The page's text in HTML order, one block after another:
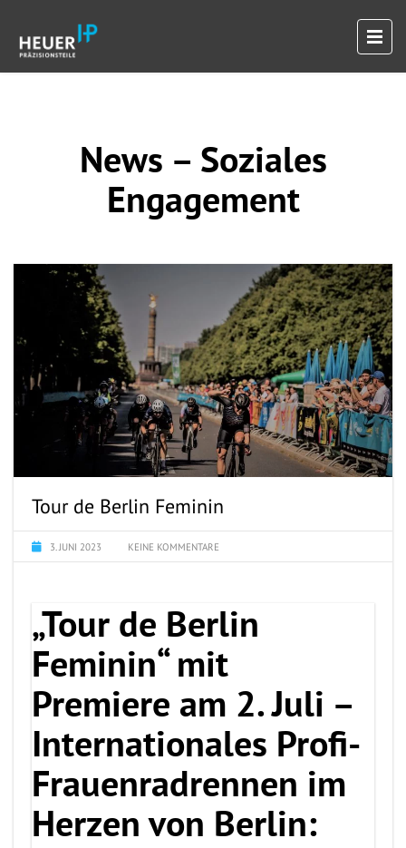
News – Soziales
Engagement
Tour de Berlin Feminin
3. JUNI 2023 KEINE KOMMENTARE
„Tour de Berlin
Feminin“ mit
Premiere am 2. Juli –
Internationales Profi-
Frauenradrennen im
Herzen von Berlin: